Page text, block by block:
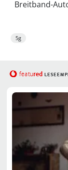
Breitband-
5g
featured